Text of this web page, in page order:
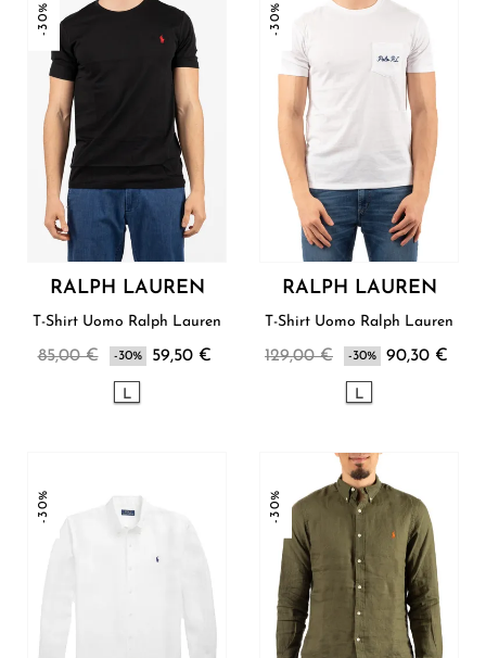
-30%
RALPH LAUREN
T-Shirt Uomo Ralph Lauren
85,00 € -30% 59,50 €
L
-30%
RALPH LAUREN
T-Shirt Uomo Ralph Lauren
129,00 € -30% 90,30 €
L
-30% -30%